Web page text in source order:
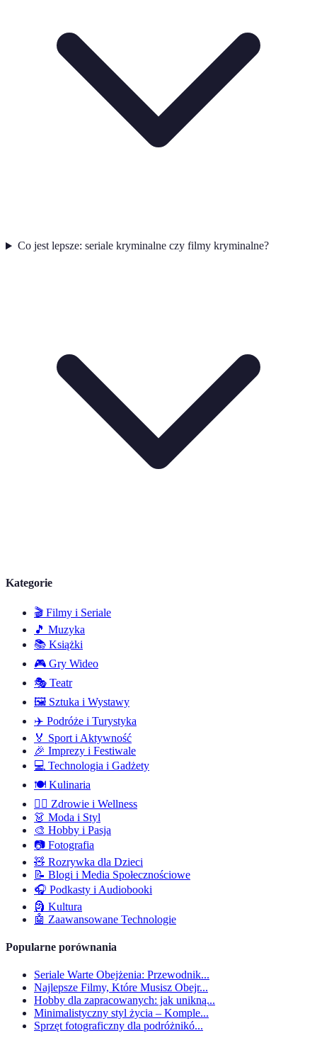
Co jest lepsze: seriale kryminalne czy filmy kryminalne?
Kategorie
🎬 Filmy i Seriale
🎵 Muzyka
📚 Książki
🎮 Gry Wideo
🎭 Teatr
🖼️ Sztuka i Wystawy
✈️ Podróże i Turystyka
🏅 Sport i Aktywność
🎉 Imprezy i Festiwale
💻 Technologia i Gadżety
🍽️ Kulinaria
🧘‍♂️ Zdrowie i Wellness
👗 Moda i Styl
🎨 Hobby i Pasja
📷 Fotografia
🧸 Rozrywka dla Dzieci
📝 Blogi i Media Społecznościowe
🎧 Podkasty i Audiobooki
🗿 Kultura
🤖 Zaawansowane Technologie
Popularne porównania
Seriale Warte Obejżenia: Przewodnik...
Najlepsze Filmy, Które Musisz Obejr...
Hobby dla zapracowanych: jak unikną...
Minimalistyczny styl życia – Komple...
Sprzęt fotograficzny dla podróżnikó...